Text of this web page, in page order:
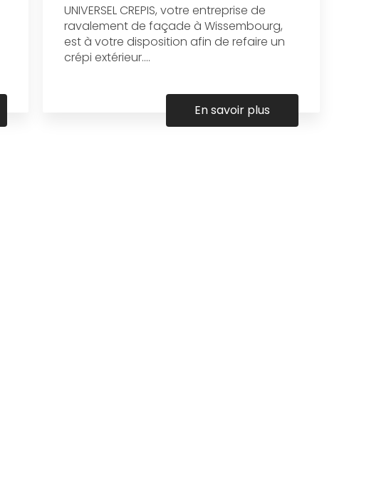
UNIVERSEL CREPIS, votre entreprise de
ravalement de façade à Wissembourg,
est à votre disposition afin de refaire un
crépi extérieur....
En savoir plus